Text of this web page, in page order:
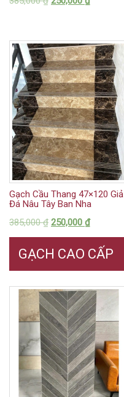
Gạch Cầu Thang 47×120 Giả
Đá Nâu Tây Ban Nha
385,000₫ 250,000 ₫
GẠCH CAO CẤP